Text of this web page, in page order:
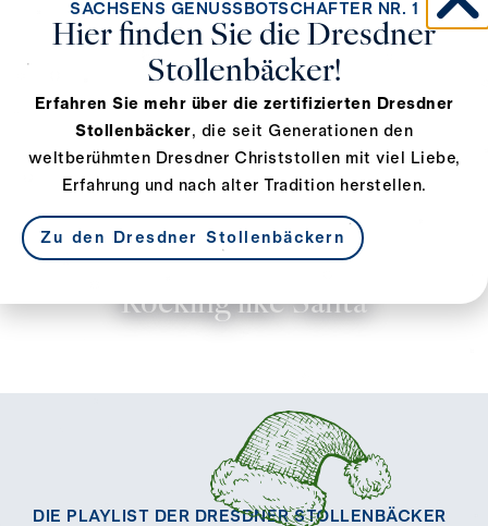
Rocking like Santa
DIE PLAYLIST DER DRESDNER STOLLENBÄCKER
SACHSENS GENUSSBOTSCHAFTER NR. 1
Hier finden Sie die Dresdner
Stollenbäcker!
Erfahren Sie mehr über die zertifizierten Dresdner
Stollenbäcker, die seit Generationen den
weltberühmten Dresdner Christstollen mit viel Liebe,
Erfahrung und nach alter Tradition herstellen.
Zu den Dresdner Stollenbäckern